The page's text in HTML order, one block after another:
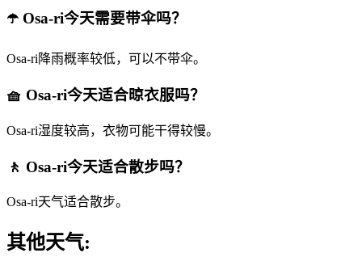
☂️ Osa-ri今天需要带伞吗？
Osa-ri降雨概率较低，可以不带伞。
🧺 Osa-ri今天适合晾衣服吗？
Osa-ri湿度较高，衣物可能干得较慢。
🚶 Osa-ri今天适合散步吗？
Osa-ri天气适合散步。
其他天气: